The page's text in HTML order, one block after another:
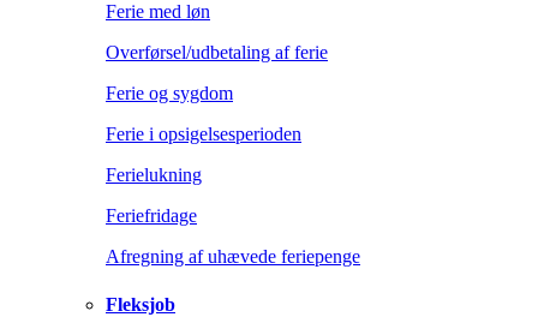
Ferie med løn
Overførsel/udbetaling af ferie
Ferie og sygdom
Ferie i opsigelsesperioden
Ferielukning
Feriefridage
Afregning af uhævede feriepenge
Fleksjob